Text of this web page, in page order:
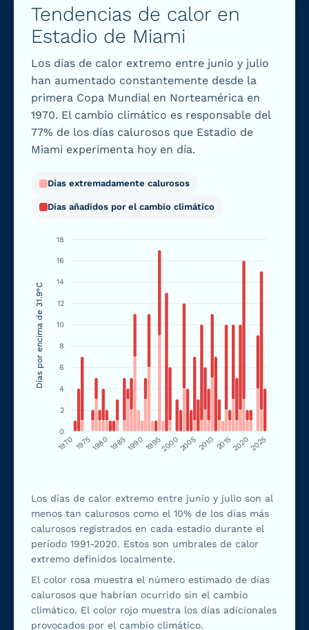
Tendencias de calor en
Estadio de Miami
Los días de calor extremo entre junio y julio
han aumentado constantemente desde la
primera Copa Mundial en Norteamérica en
1970. El cambio climático es responsable del
77% de los días calurosos que Estadio de
Miami experimenta hoy en día.
Días extremadamente calurosos
Días añadidos por el cambio climático
1970 19751980198519901995200020052010 201520202025
0
2
4
6
8
10
12
14
16
18
Días por encima de 31.9°C
Los días de calor extremo entre junio y julio son al
menos tan calurosos como el 10% de los días más
calurosos registrados en cada estadio durante el
período 1991-2020. Estos son umbrales de calor
extremo definidos localmente.
El color rosa muestra el número estimado de días
calurosos que habrían ocurrido sin el cambio
climático. El color rojo muestra los días adicionales
provocados por el cambio climático.